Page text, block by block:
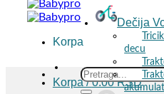
Korpa
Dečija
decu
Korpa /0.00RSD
Search
for: